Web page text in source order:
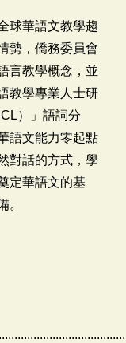
球華語文教學趨
勢，僑務委員會
言教學概念，並
教學專業人士研
）」語詞分
語文能力零起點
對話的方式，學
定華語文的基
。